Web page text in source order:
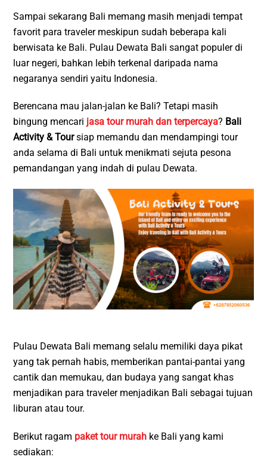
Sampai sekarang Bali memang masih menjadi tempat
favorit para traveler meskipun sudah beberapa kali
berwisata ke Bali. Pulau Dewata Bali sangat populer di
luar negeri, bahkan lebih terkenal daripada nama
negaranya sendiri yaitu Indonesia.
Berencana mau jalan-jalan ke Bali? Tetapi masih
bingung mencari jasa tour murah dan terpercaya? Bali
Activity & Toursiap memandu dan mendampingi tour
anda selama di Bali untuk menikmati sejuta pesona
pemandangan yang indah di pulau Dewata.
Pulau Dewata Bali memang selalu memiliki daya pikat
yang tak pernah habis, memberikan pantai-pantai yang
cantik dan memukau, dan budaya yang sangat khas
menjadikan para traveler menjadikan Bali sebagai tujuan
liburan atau tour.
Berikut ragam paket tour murah ke Bali yang kami
sediakan: